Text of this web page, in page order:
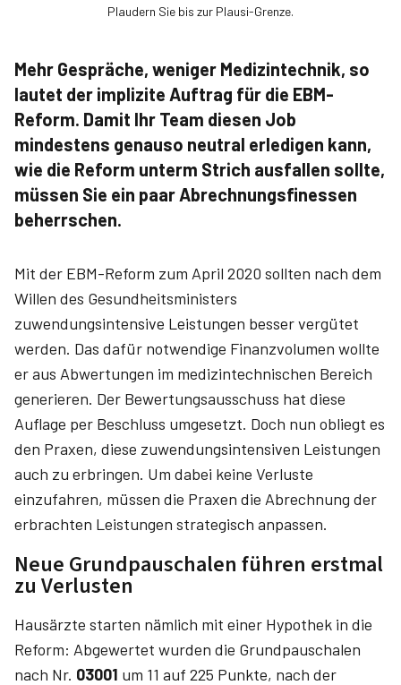
Plaudern Sie bis zur Plausi-Grenze.
Mehr Gespräche, weniger Medizintechnik, so
lautet der implizite Auftrag für die EBM-
Reform. Damit Ihr Team diesen Job
mindestens genauso neutral erledigen kann,
wie die Reform unterm Strich ausfallen sollte,
müssen Sie ein paar Abrechnungsfinessen
beherrschen.
Mit der EBM-Reform zum April 2020 sollten nach dem
Willen des Gesundheitsministers
zuwendungsintensive Leistungen besser vergütet
werden. Das dafür notwendige Finanzvolumen wollte
er aus Abwertungen im medizintechnischen Bereich
generieren. Der Bewertungsausschuss hat diese
Auflage per Beschluss umgesetzt. Doch nun obliegt es
den Praxen, diese zuwendungsintensiven Leistungen
auch zu erbringen. Um dabei keine Verluste
einzufahren, müssen die Praxen die Abrechnung der
erbrachten Leistungen strategisch anpassen.
Neue Grundpauschalen führen erstmal
zu Verlusten
Hausärzte starten nämlich mit einer Hypothek in die
Reform: Abgewertet wurden die Grundpauschalen
nach Nr. 03001 um 11 auf 225 Punkte, nach der